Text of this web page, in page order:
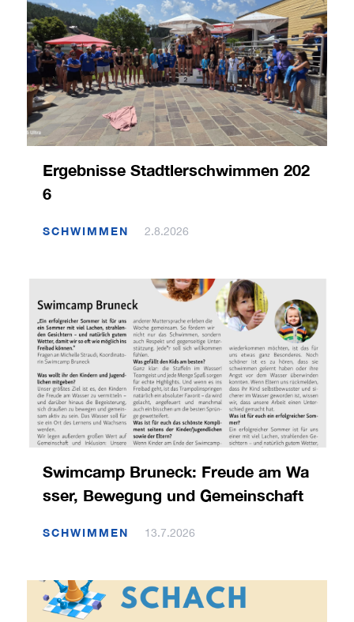
Ergebnisse Stadtlerschwimmen 202
6
SCHWIMMEN 2.8.2026
Swimcamp Bruneck: Freude am Wa
sser, Bewegung und Gemeinschaft
SCHWIMMEN 13.7.2026